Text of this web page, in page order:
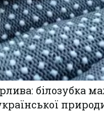
білозубка